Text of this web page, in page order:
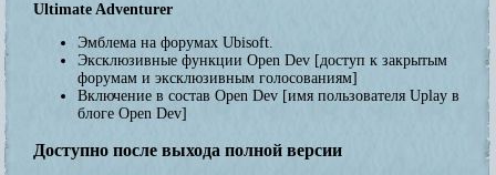
Ultimate Adventurer
Эмблема на форумах Ubisoft.
Эксклюзивные функции Open Dev [доступ к закрытым
форумам и эксклюзивным голосованиям]
Включение в состав Open Dev [имя пользователя Uplay в
блоге Open Dev]
Доступно после выхода полной версии